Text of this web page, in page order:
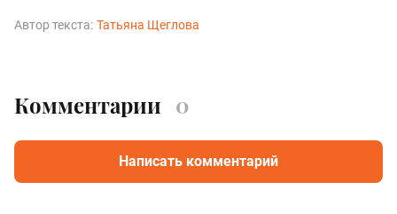
Автор текста: Татьяна Щеглова
Комментарии 0
Написать комментарий